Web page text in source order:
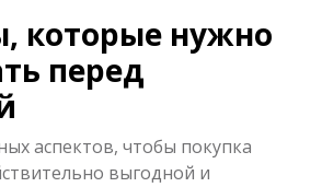
которые нужно
перед
аспектов, чтобы покупка
выгодной и